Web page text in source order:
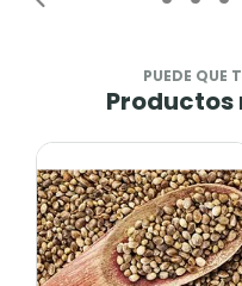
PUEDE QUE